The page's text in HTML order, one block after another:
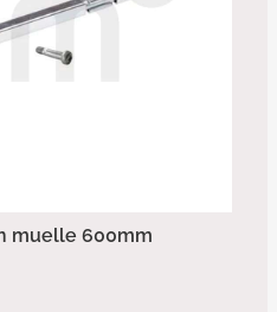
muelle 600mm